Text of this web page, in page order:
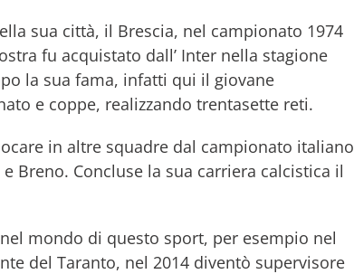
sua città, il Brescia, nel campionato 1974
fu acquistato dall’ Inter nella stagione
la sua fama, infatti qui il giovane
e coppe, realizzando trentasette reti.
in altre squadre dal campionato italiano
Breno. Concluse la sua carriera calcistica il
mondo di questo sport, per esempio nel
del Taranto, nel 2014 diventò supervisore